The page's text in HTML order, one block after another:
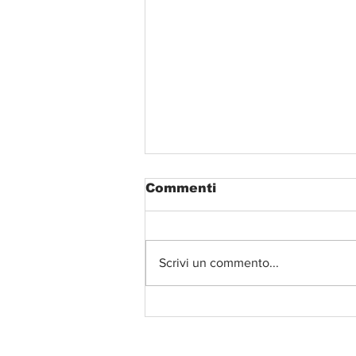
Commenti
Scrivi un commento...